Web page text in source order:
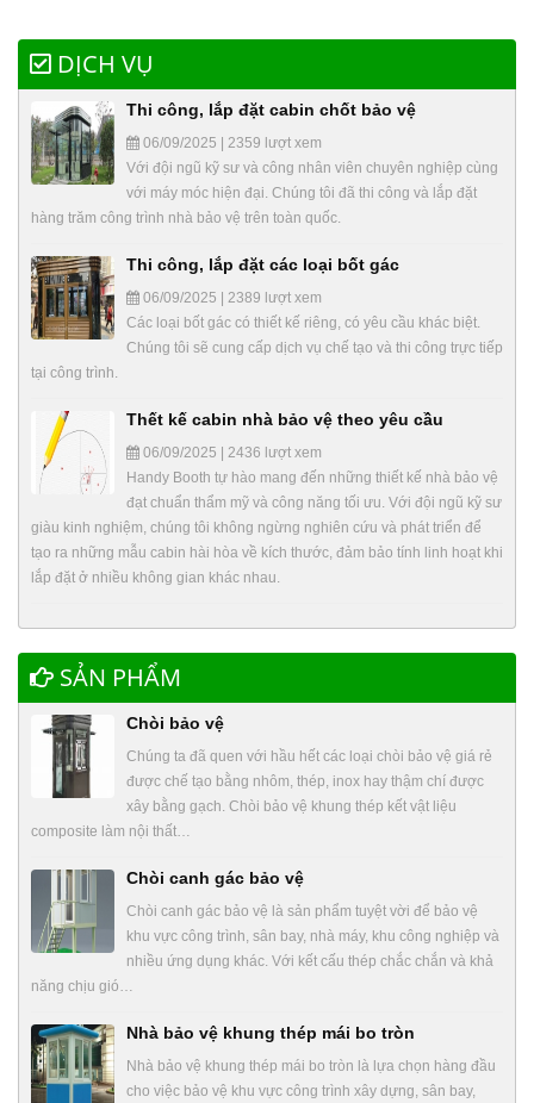
DỊCH VỤ
Thi công, lắp đặt cabin chốt bảo vệ
06/09/2025 | 2359 lượt xem
Với đội ngũ kỹ sư và công nhân viên chuyên nghiệp cùng
với máy móc hiện đại. Chúng tôi đã thi công và lắp đặt
hàng trăm công trình nhà bảo vệ trên toàn quốc.
Thi công, lắp đặt các loại bốt gác
06/09/2025 | 2389 lượt xem
Các loại bốt gác có thiết kế riêng, có yêu cầu khác biệt.
Chúng tôi sẽ cung cấp dịch vụ chế tạo và thi công trực tiếp
tại công trình.
Thết kế cabin nhà bảo vệ theo yêu cầu
06/09/2025 | 2436 lượt xem
Handy Booth tự hào mang đến những thiết kế nhà bảo vệ
đạt chuẩn thẩm mỹ và công năng tối ưu. Với đội ngũ kỹ sư
giàu kinh nghiệm, chúng tôi không ngừng nghiên cứu và phát triển để
tạo ra những mẫu cabin hài hòa về kích thước, đảm bảo tính linh hoạt khi
lắp đặt ở nhiều không gian khác nhau.
SẢN PHẨM
Chòi bảo vệ
Chúng ta đã quen với hầu hết các loại chòi bảo vệ giá rẻ
được chế tạo bằng nhôm, thép, inox hay thậm chí được
xây bằng gạch. Chòi bảo vệ khung thép kết vật liệu
composite làm nội thất…
Chòi canh gác bảo vệ
Chòi canh gác bảo vệ là sản phẩm tuyệt vời để bảo vệ
khu vực công trình, sân bay, nhà máy, khu công nghiệp và
nhiều ứng dụng khác. Với kết cấu thép chắc chắn và khả
năng chịu gió…
Nhà bảo vệ khung thép mái bo tròn
Nhà bảo vệ khung thép mái bo tròn là lựa chọn hàng đầu
cho việc bảo vệ khu vực công trình xây dựng, sân bay,